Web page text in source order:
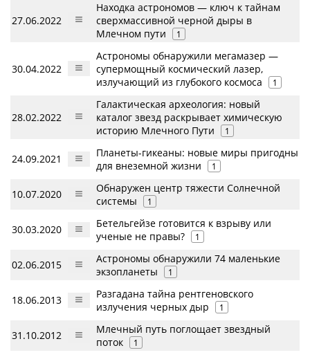
27.06.2022
Находка астрономов — ключ к тайнам
сверхмассивной черной дыры в
Млечном пути
1
30.04.2022
Астрономы обнаружили мегамазер —
супермощный космический лазер,
излучающий из глубокого космоса
1
28.02.2022
Галактическая археология: новый
каталог звезд раскрывает химическую
историю Млечного Пути
1
24.09.2021
Планеты-гикеаны: новые миры пригодны
для внеземной жизни
1
10.07.2020
Обнаружен центр тяжести Солнечной
системы
1
30.03.2020
Бетельгейзе готовится к взрыву или
ученые не правы?
1
02.06.2015
Астрономы обнаружили 74 маленькие
экзопланеты
1
18.06.2013
Разгадана тайна рентгеновского
излучения черных дыр
1
31.10.2012
Млечный путь поглощает звездный
поток
1